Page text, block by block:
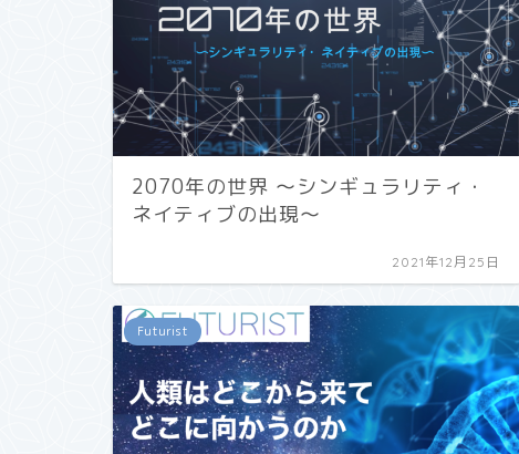
2070年の世界 〜シンギュラリティ・
ネイティブの出現〜
2021年12月25日
Futurist